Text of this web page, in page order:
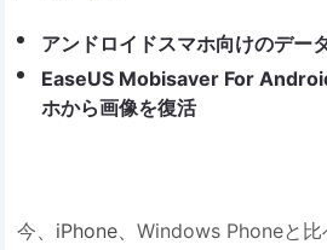
アンドロイドスマホ向けのデー
EaseUS Mobisaver For
ホから画像を復活
今、 iPhone、Windows Phoneと比